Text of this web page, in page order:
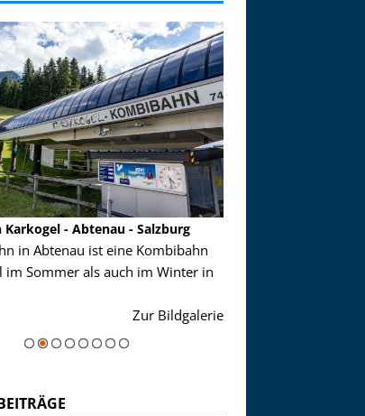
Karkogel - Abtenau - Salzburg
in Abtenau ist eine Kombibahn
im Sommer als auch im Winter in
Zur Bildgaleriemajestätisch...